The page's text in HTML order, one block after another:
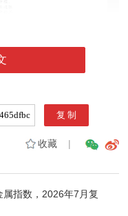
收藏|
指数，2026年7月复